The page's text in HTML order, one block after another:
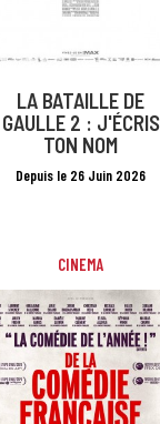
LA BATAILLE DE
GAULLE 2 : J'ÉCRIS
TON NOM
Depuis le 26 Juin 2026
CINEMA